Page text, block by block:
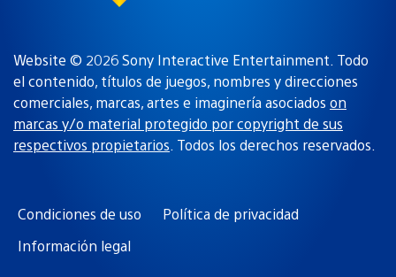
Website © 2026 Sony Interactive Entertainment. Todo
el contenido, títulos de juegos, nombres y direcciones
comerciales, marcas, artes e imaginería asociados on
marcas y/o material protegido por copyright de sus
respectivos propietarios. Todos los derechos reservados.
Condiciones de uso
Política de privacidad
Información legal